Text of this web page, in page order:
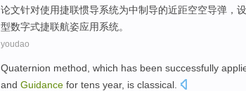
论文针对使用捷联惯导系统为中制导的近距空空导弹 ，
型数字式捷联航姿应用系统。
youdao
Quaternion method, which has been successfully
and Guidance for tens year, is classical